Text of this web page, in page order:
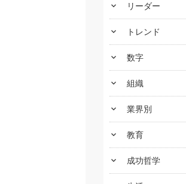
keyboard_arrow_down リーダー
keyboard_arrow_down トレンド
keyboard_arrow_down 数字
keyboard_arrow_down 組織
keyboard_arrow_down 業界別
keyboard_arrow_down 教育
keyboard_arrow_down 成功哲学